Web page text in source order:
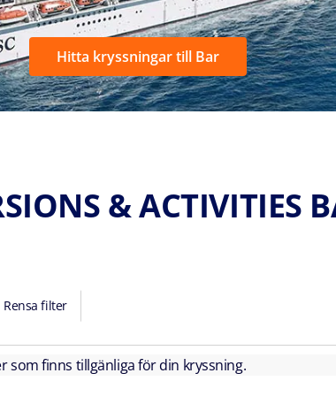
Hitta kryssningar till Bar
& ACTIVITIES
Rensa filter
som finns tillgänliga för din kryssning.